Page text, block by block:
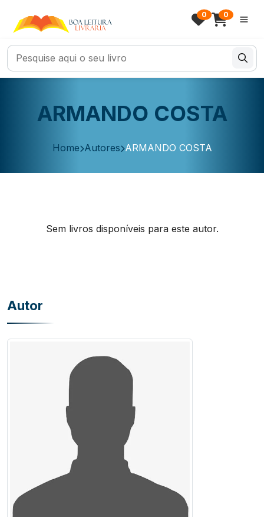
0 0
ARMANDO COSTA
Home Autores ARMANDO COSTA
Autor
Sem livros disponíveis para este autor.